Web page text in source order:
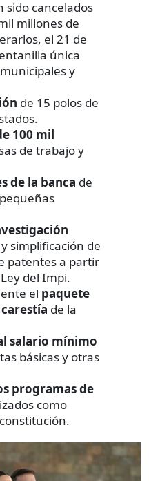
sido cancelados
millones de
el 21 de
única
y
de 15 polos de
100 mil
de trabajo y
de la banca de
simplificación de
patentes a partir
del Impi.
el paquete
de la
salario mínimo
básicas y otras
programas de
como